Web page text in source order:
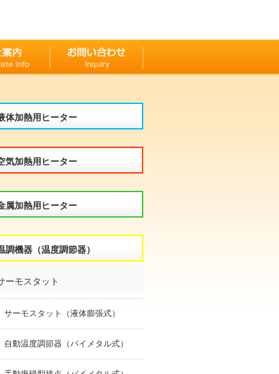
体加熱用ヒーター
気加熱用ヒーター
属加熱用ヒーター
調機器（温度調節器）
ーモスタット
サーモスタット（液体膨張式）
自動温度調節器（バイメタル式）